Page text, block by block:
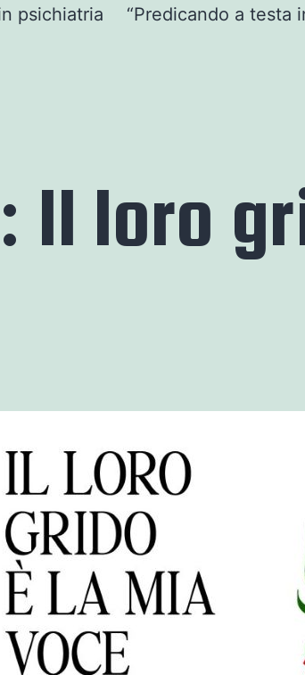
psichiatria “Predicando a testa
Il loro